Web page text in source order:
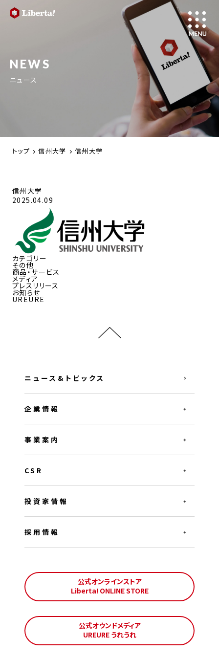
NEWS
ニュース
トップ 信州大学 信州大学
信州大学
2025.04.09
カテゴリー
その他
商品・サービス
メディア
プレスリリース
お知らせ
UREURE
ニュース&トピックス
企業情報
事業案内
CSR
投資家情報
採用情報
公式オンラインストア
Liberta! ONLINE STORE
公式オウンドメディア
UREURE うれうれ